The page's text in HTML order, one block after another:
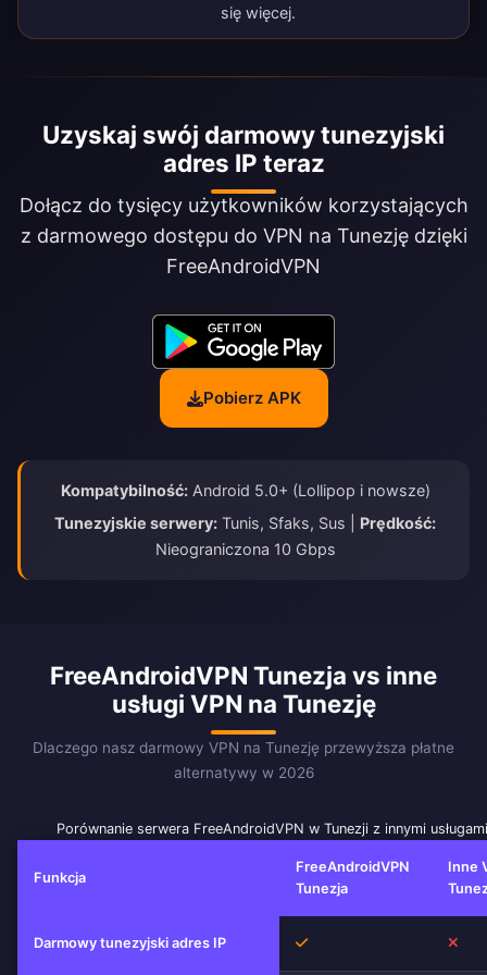
się więcej.
Uzyskaj swój darmowy tunezyjski
adres IP teraz
Dołącz do tysięcy użytkowników korzystających
z darmowego dostępu do VPN na Tunezję dzięki
FreeAndroidVPN
Pobierz APK
Kompatybilność:Android 5.0+ (Lollipop i nowsze)
Tunezyjskie serwery: Tunis, Sfaks, Sus | Prędkość:
Nieograniczona 10 Gbps
FreeAndroidVPN Tunezja vs inne
usługi VPN na Tunezję
Dlaczego nasz darmowy VPN na Tunezję przewyższa płatne
alternatywy w 2026
Porównanie serwera FreeAndroidVPN w Tunezji z innymi
Funkcja
FreeAndroidVPN
Tunezja
Inne
Darmowy tunezyjski adres IP Tak